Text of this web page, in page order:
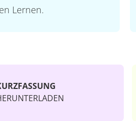
Lernen.